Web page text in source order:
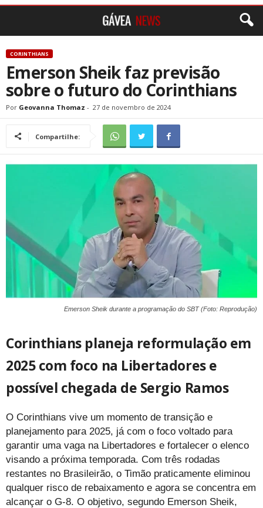
CORINTHIANS
Emerson Sheik faz previsão
sobre o futuro do Corinthians
Por Geovanna Thomaz - 27 de novembro de 2024
Compartilhe:
Emerson Sheik durante a programação do SBT (Foto: Reprodução)
Corinthians planeja reformulação em
2025 com foco na Libertadores e
possível chegada de Sergio Ramos
O Corinthians vive um momento de transição e
planejamento para 2025, já com o foco voltado para
garantir uma vaga na Libertadores e fortalecer o elenco
visando a próxima temporada. Com três rodadas
restantes no Brasileirão, o Timão praticamente eliminou
qualquer risco de rebaixamento e agora se concentra em
alcançar o G-8. O objetivo, segundo Emerson Sheik,